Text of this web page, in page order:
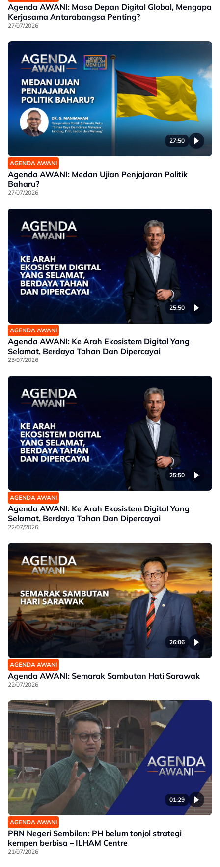
Agenda AWANI: Masa Depan Digital Global, Mengapa
Kerjasama Antarabangsa Penting?
27/07/2026
27:50
AGENDA AWANI
Agenda AWANI: Medan Ujian Penjajaran Politik
Baharu?
27/07/2026
25:50
AGENDA AWANI
Agenda AWANI: Ke Arah Ekosistem Digital Yang
Selamat, Berdaya Tahan Dan Dipercayai
23/07/2026
25:50
AGENDA AWANI
Agenda AWANI: Ke Arah Ekosistem Digital Yang
Selamat, Berdaya Tahan Dan Dipercayai
22/07/2026
26:06
AGENDA AWANI
Agenda AWANI: Semarak Sambutan Hati Sarawak
22/07/2026
01:29
AGENDA AWANI
PRN Negeri Sembilan: PH belum tonjol strategi
kempen berbisa – ILHAM Centre
21/07/2026